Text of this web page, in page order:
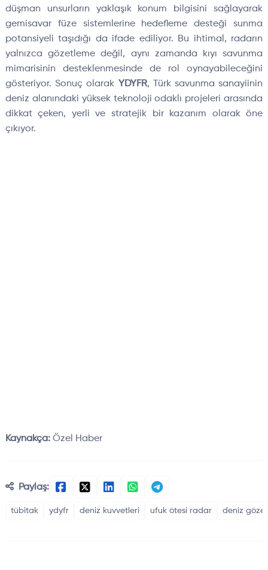
düşman unsurların yaklaşık konum bilgisini sağlayarak
gemisavar füze sistemlerine hedefleme desteği sunma
potansiyeli taşıdığı da ifade ediliyor. Bu ihtimal, radarın
yalnızca gözetleme değil, aynı zamanda kıyı savunma
mimarisinin desteklenmesinde de rol oynayabileceğini
gösteriyor. Sonuç olarak YDYFR, Türk savunma sanayiinin
deniz alanındaki yüksek teknoloji odaklı projeleri arasında
dikkat çeken, yerli ve stratejik bir kazanım olarak öne
çıkıyor.
Kaynakça: Özel Haber
Paylaş:
tübitak ydyfr deniz kuvvetleri ufuk ötesi radar deniz